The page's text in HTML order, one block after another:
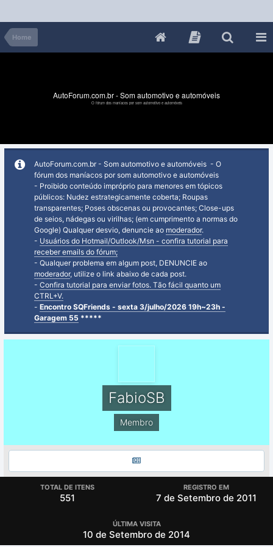
Home
AutoForum.com.br - Som automotivo e automóveis
O fórum dos maníacos por som automotivo e automóveis
AutoForum.com.br - Som automotivo e automóveis - O
fórum dos maníacos por som automotivo e automóveis
- Proibido conteúdo impróprio para menores em tópicos
públicos: Nudez estrategicamente coberta; Roupas
transparentes; Poses obscenas ou provocantes; Close-ups
de seios, nádegas ou virilhas; (em cumprimento a normas do
Google) Qualquer desvio, denuncie ao moderador.
- Usuários do Hotmail/Outlook/Msn - confira tutorial para
receber emails do fórum;
- Qualquer problema em algum post, DENUNCIE ao
moderador, utilize o link abaixo de cada post.
- Confira tutorial para enviar fotos. Tão fácil quanto um
CTRL+V.
- Encontro SQFriends - sexta 3/julho/2026 19h~23h -
Garagem 55 *****
FabioSB
Membro
TOTAL DE ITENS
551
REGISTRO EM
7 de Setembro de 2011
ÚLTIMA VISITA
10 de Setembro de 2014